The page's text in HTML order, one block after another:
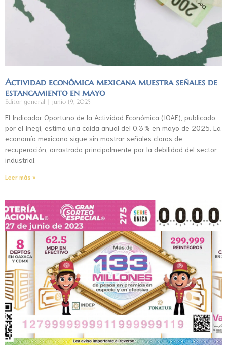
Actividad económica mexicana muestra señales de
estancamiento en mayo
Editor general junio 19, 2025
El Indicador Oportuno de la Actividad Económica (IOAE), publicado
por el Inegi, estima una caída anual del 0.3 % en mayo de 2025. La
economía mexicana sigue sin mostrar señales claras de
recuperación, arrastrada principalmente por la debilidad del sector
industrial.
Leer más »